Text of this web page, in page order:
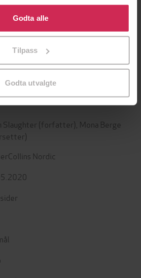
for å gi oss ditt samtykke til å
disse formålene. Du kan også
til spesifikke formål ved å klikke
Godta alle
Tilpass
Godta utvalgte
129,-
EBOK
Slaughter (forfatter), Mona Berge
Nordic
sider